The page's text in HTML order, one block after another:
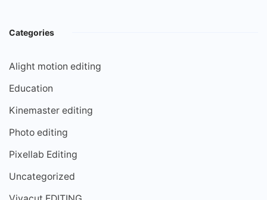
Categories
Alight motion editing
Education
Kinemaster editing
Photo editing
Pixellab Editing
Uncategorized